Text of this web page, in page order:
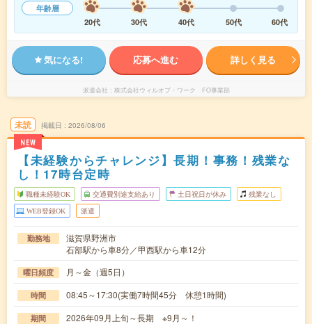
年齢層
20代
30代 40代 50代 60代
気になる! 応募へ進む 詳しく見る
派遣会社 株式会社ウィルオブ・ワーク FO事業部
未読
NEW
掲載日 2026/08/06
【未経験からチャレンジ】長期！事務！残業な
し！17時台定時
職種未経験OK 交通費別途支給あり 土日祝日が休み 残業なし
WEB登録OK 派遣
勤務地
滋賀県野洲市
石部駅から車8分／甲西駅から車12分
曜日頻度 月～金（週5日）
時間 08:45～17:30(実働7時間45分 休憩1時間)
期間 2026年09月上旬～長期 ※9月～！